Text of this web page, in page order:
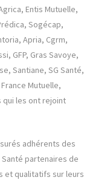
Entis Mutuelle,
Sogécap,
Apria, Cgrm,
GFP, Gras Savoye,
Santiane, SG Santé,
Mutuelle,
qui les ont rejoint
adhérents des
partenaires de
et qualitatifs sur leurs